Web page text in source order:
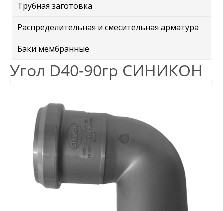
Трубная заготовка
Распределительная и смесительная арматура
Баки мембранные
Угол D40-90гр СИНИКОН